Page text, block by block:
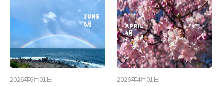
2026年6月01日 2026年4月01日